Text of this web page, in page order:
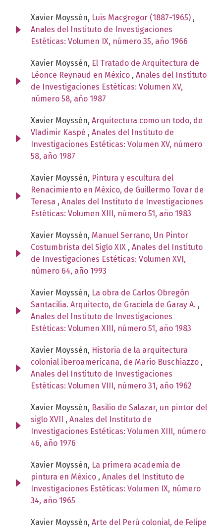
Xavier Moyssén, Luis Macgregor (1887-1965) ,
Anales del Instituto de Investigaciones
Estéticas: Volumen IX, número 35, año 1966
Xavier Moyssén, El Tratado de Arquitectura de
Léonce Reynaud en México , Anales del Instituto
de Investigaciones Estéticas: Volumen XV,
número 58, año 1987
Xavier Moyssén, Arquitectura como un todo, de
Vladimir Kaspé , Anales del Instituto de
Investigaciones Estéticas: Volumen XV, número
58, año 1987
Xavier Moyssén, Pintura y escultura del
Renacimiento en México, de Guillermo Tovar de
Teresa , Anales del Instituto de Investigaciones
Estéticas: Volumen XIII, número 51, año 1983
Xavier Moyssén, Manuel Serrano, Un Pintor
Costumbrista del Siglo XIX , Anales del Instituto
de Investigaciones Estéticas: Volumen XVI,
número 64, año 1993
Xavier Moyssén, La obra de Carlos Obregón
Santacilia. Arquitecto, de Graciela de Garay A. ,
Anales del Instituto de Investigaciones
Estéticas: Volumen XIII, número 51, año 1983
Xavier Moyssén, Historia de la arquitectura
colonial iberoamericana, de Mario Buschiazzo ,
Anales del Instituto de Investigaciones
Estéticas: Volumen VIII, número 31, año 1962
Xavier Moyssén, Basilio de Salazar, un pintor del
siglo XVII , Anales del Instituto de
Investigaciones Estéticas: Volumen XIII, número
46, año 1976
Xavier Moyssén, La primera academia de
pintura en México , Anales del Instituto de
Investigaciones Estéticas: Volumen IX, número
34, año 1965
Xavier Moyssén, Arte del Perú colonial, de Felipe